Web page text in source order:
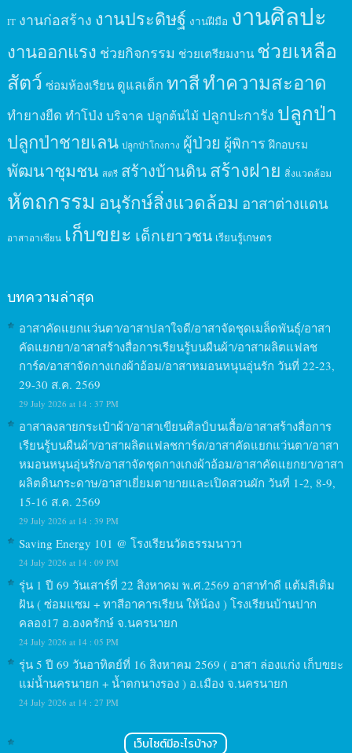
IT งานก่อสร้าง งานประดิษฐ์ งานฝีมือ งานศิลปะ
งานออกแรง ช่วยกิจกรรม ช่วยเตรียมงาน ช่วยเหลือ
สัตว์ ซ่อมห้องเรียน ดูแลเด็ก ทาสีทำความสะอาด
ทำยางยืด ทำโป่ง บริจาค ปลูกต้นไม้ ปลูกปะการัง ปลูกป่า
ปลูกป่าชายเลน ปลูกป่าโกงกาง ผู้ป่วย ผู้พิการ ฝึกอบรม
พัฒนาชุมชน สตรี สร้างบ้านดินสร้างฝาย สิ่งแวดล้อม
หัตถกรรม อนุรักษ์สิ่งแวดล้อม อาสาต่างแดน
อาสาอาเซียน เก็บขยะ เด็กเยาวชน เรียนรู้เกษตร
บทความล่าสุด
อาสาคัดแยกแว่นตา/อาสาปลาใจดี/อาสาจัดชุดเมล็ดพันธุ์/อาสา
คัดแยกยา/อาสาสร้างสื่อการเรียนรู้บนผืนผ้า/อาสาผลิตแฟลช
การ์ด/อาสาจัดกางเกงผ้าอ้อม/อาสาหมอนหนุนอุ่นรัก วันที่ 22-23,
29-30 ส.ค. 2569
29 July 2026 at 14 : 37 PM
อาสาลงลายกระเป๋าผ้า/อาสาเขียนศิลป์บนเสื้อ/อาสาสร้างสื่อการ
เรียนรู้บนผืนผ้า/อาสาผลิตแฟลชการ์ด/อาสาคัดแยกแว่นตา/อาสา
หมอนหนุนอุ่นรัก/อาสาจัดชุดกางเกงผ้าอ้อม/อาสาคัดแยกยา/อาสา
ผลิตดินกระดาษ/อาสาเยี่ยมตายายและเปิดสวนผัก วันที่ 1-2, 8-9,
15-16 ส.ค. 2569
29 July 2026 at 14 : 39 PM
Saving Energy 101 @ โรงเรียนวัดธรรมนาวา
24 July 2026 at 14 : 09 PM
รุ่น 1 ปี 69 วันเสาร์ที่ 22 สิงหาคม พ.ศ.2569 อาสาทำดี แต้มสีเติม
ฝัน ( ซ่อมแซม + ทาสีอาคารเรียน ให้น้อง ) โรงเรียนบ้านปาก
คลอง17 อ.องครักษ์ จ.นครนายก
24 July 2026 at 14 : 05 PM
รุ่น 5 ปี 69 วันอาทิตย์ที่ 16 สิงหาคม 2569 ( อาสา ล่องแก่ง เก็บขยะ
แม่น้ำนครนายก + น้ำตกนางรอง ) อ.เมือง จ.นครนายก
24 July 2026 at 14 : 27 PM
เว็บไซต์มีอะไรบ้าง?